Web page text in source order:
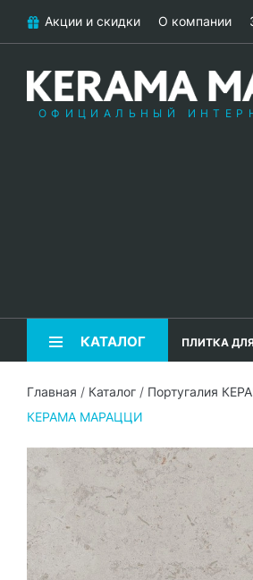
Акции и скидки О компании
ОФИЦИАЛЬНЫЙ
КАТАЛОГ ПЛИТКА
Главная / Каталог / Португалия
КЕРАМА МАРАЦЦИ